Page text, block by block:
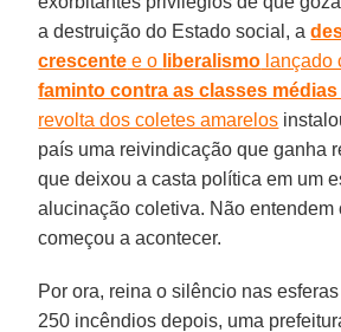
a destruição do Estado social, a
crescente e o liberalismo lançado
faminto contra as classes
revolta dos coletes amarelos
país uma reivindicação que ganha
que deixou a casta política em um
alucinação coletiva. Não entendem
começou a acontecer.
Por ora, reina o silêncio nas
250 incêndios depois, uma